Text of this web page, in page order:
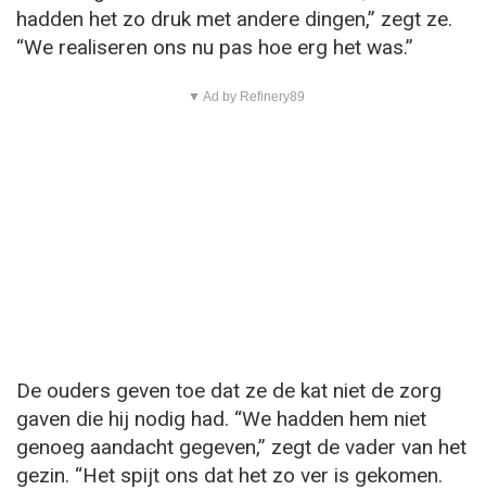
hadden het zo druk met andere dingen,” zegt ze.
“We realiseren ons nu pas hoe erg het was.”
▼ Ad by Refinery89
De ouders geven toe dat ze de kat niet de zorg
gaven die hij nodig had. “We hadden hem niet
genoeg aandacht gegeven,” zegt de vader van het
gezin. “Het spijt ons dat het zo ver is gekomen.